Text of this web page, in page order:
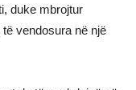
duke mbrojtur
vendosura në një